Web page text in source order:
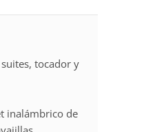
tocador y
inalámbrico de